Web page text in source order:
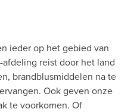
ieder op het gebied van
reist door het land
brandblusmiddelen na te
Ook geven onze
te voorkomen. Of